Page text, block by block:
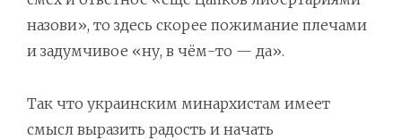
назови», то здесь скорее пожимание плечами
и задумчивое «ну, в чём-то — да».
Так что украинским минархистам имеет
смысл выразить радость и начать